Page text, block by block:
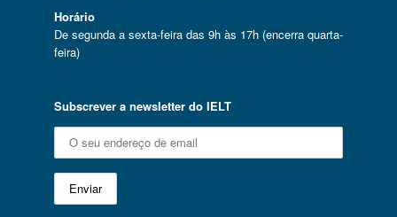
Horário
De segunda a sexta-feira das 9h às 17h (encerra quarta-
feira)
Subscrever a newsletter do IELT